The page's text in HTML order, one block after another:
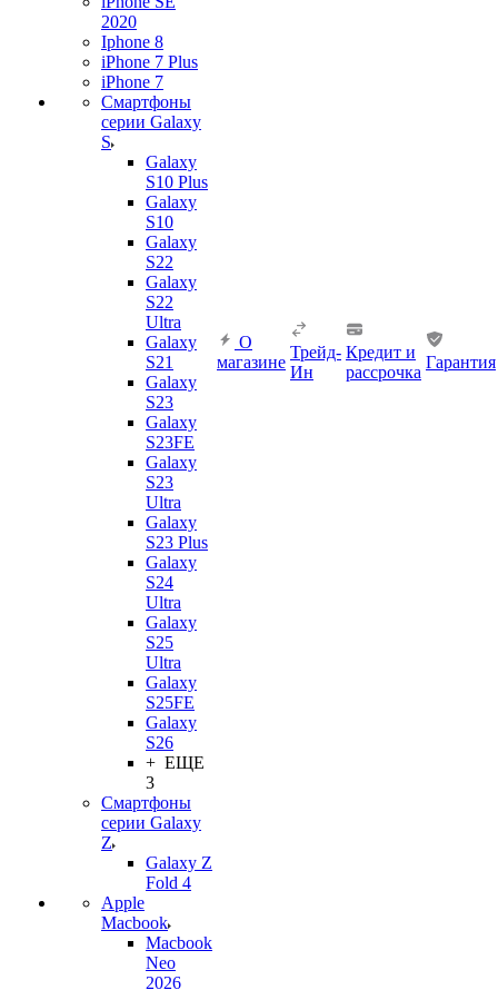
2020
Iphone 8
iPhone 7 Plus
iPhone 7
Смартфоны
серии Galaxy
S
Galaxy
S10 Plus
Galaxy
S10
Galaxy
S22
Galaxy
S22
Ultra
Galaxy
S21
Galaxy
S23
Galaxy
S23FE
Galaxy
S23
Ultra
Galaxy
S23 Plus
Galaxy
S24
Ultra
Galaxy
S25
Ultra
Galaxy
S25FE
Galaxy
S26
+ ЕЩЕ
3
Смартфоны
серии Galaxy
Z
Galaxy Z
Fold 4
Apple
Macbook
Macbook
Neo
2026
О
магазине
Трейд-
Ин
Кредит и
рассрочка
Гарантия